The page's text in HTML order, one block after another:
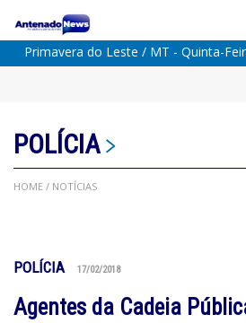
Primavera do Leste / MT - Quinta-
POLÍCIA
HOME / NOTÍCIAS
POLÍCIA 17/02/2018
Agentes da Cadeia